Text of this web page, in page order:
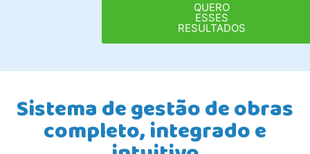
QUERO
ESSES
RESULTADOS
Sistema de gestão de obras
completo, integrado e